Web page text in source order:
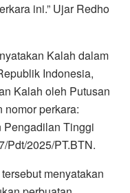
ini.” Ujar Redho
Kalah dalam
Indonesia,
Kalah oleh Putusan
perkara:
Pengadilan Tinggi
Pdt/2025/PT.BTN.
menyatakan